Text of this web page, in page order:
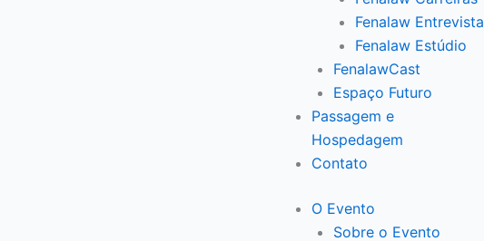
Fenalaw Entrevista
Fenalaw Estúdio
FenalawCast
Espaço Futuro
Passagem e
Hospedagem
Contato
O Evento
Sobre o Evento